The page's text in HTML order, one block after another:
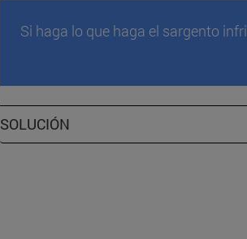
Si haga lo que haga el sargento
SOLUCIÓN